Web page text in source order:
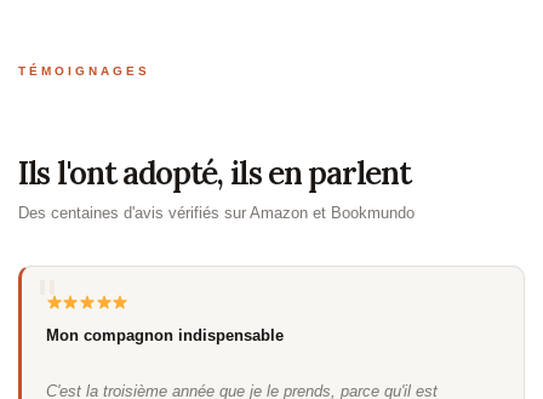
TÉMOIGNAGES
Ils l'ont adopté, ils en parlent
Des centaines d'avis vérifiés sur Amazon et Bookmundo
Mon compagnon indispensable
C'est la troisième année que je le prends, parce qu'il est